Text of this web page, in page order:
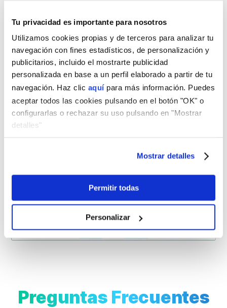
Tu privacidad es importante para nosotros
Utilizamos cookies propias y de terceros para analizar tu
navegación con fines estadísticos, de personalización y
publicitarios, incluido el mostrarte publicidad
personalizada en base a un perfil elaborado a partir de tu
navegación. Haz clic aquípara más información. Puedes
aceptar todos las cookies pulsando en el botón "OK" o
configurarlas o rechazar su uso pulsando en "Mostrar
detalles"
Mostrar detalles
Permitir todas
Personalizar
Más información
Preguntas Frecuentes